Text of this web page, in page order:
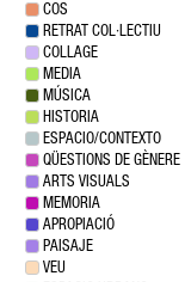
COS
RETRAT COL·LECTIU
COLLAGE
MEDIA
MÚSICA
HISTORIA
ESPACIO/CONTEXTO
QÜESTIONS DE GÈNERE
ARTS VISUALS
MEMORIA
APROPIACIÓ
PAISAJE
VEU